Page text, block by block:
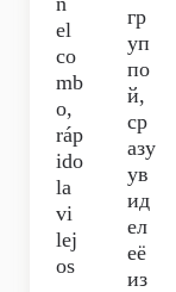
el
co
mb
o,
ráp
ido
la
vi
lej
os
гр
уп
по
й,
ср
азу
ув
ид
ел
её
из